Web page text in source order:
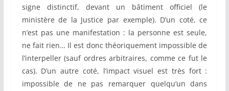
signe distinctif, devant un bâtiment officiel (le
ministère de la Justice par exemple). D’un coté, ce
n’est pas une manifestation : la personne est seule,
ne fait rien… Il est donc théoriquement impossible de
l’interpeller (sauf ordres arbitraires, comme ce fut le
cas). D’un autre coté, l’impact visuel est très fort :
impossible de ne pas remarquer quelqu’un dans